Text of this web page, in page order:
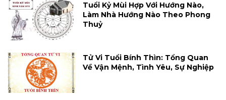
Tuổi Kỷ Mùi Hợp Với Hướng Nào,
Làm Nhà Hướng Nào Theo Phong
Thuỷ
Tử Vi Tuổi Bính Thìn: Tổng Quan
Về Vận Mệnh, Tình Yêu, Sự Nghiệp